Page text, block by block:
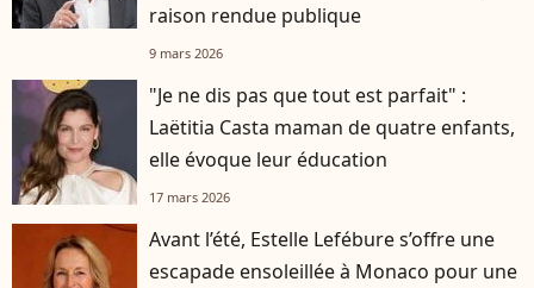
raison rendue publique
9 mars 2026
"Je ne dis pas que tout est parfait" :
Laëtitia Casta maman de quatre enfants,
elle évoque leur éducation
17 mars 2026
Avant l’été, Estelle Lefébure s’offre une
escapade ensoleillée à Monaco pour une